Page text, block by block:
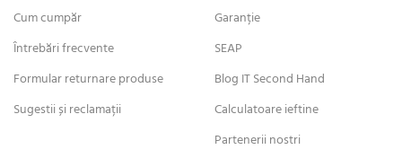
Cum cumpăr
Întrebări frecvente
Formular returnare produse
Sugestii și reclamații
Garanție
SEAP
Blog IT Second Hand
Calculatoare ieftine
Partenerii nostri